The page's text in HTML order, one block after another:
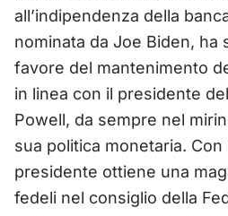
all’indipendenza della
nominata da Joe Biden, ha
favore del mantenimento
in linea con il presidente
Powell, da sempre nel
sua politica monetaria. Con
presidente ottiene una
fedeli nel consiglio della